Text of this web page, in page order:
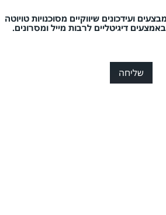
ועידכונים שיווקיים מסוכנויות טויוטה
דיגיטליים לרבות מייל ומסרונים.